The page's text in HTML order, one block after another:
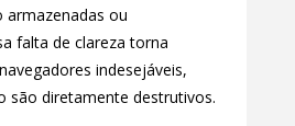
ou
falta de clareza torna
indesejáveis,
são diretamente destrutivos.